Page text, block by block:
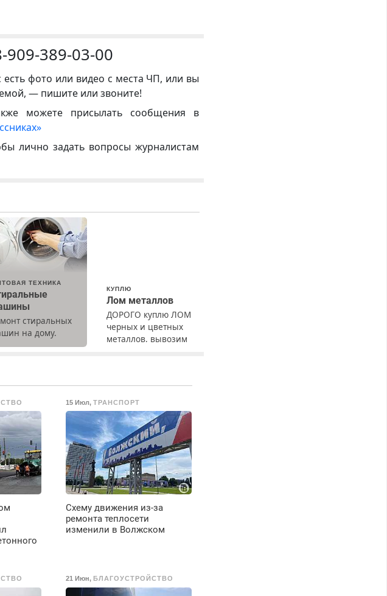
909-389-03-00
фото или видео с места ЧП, или вы
— пишите или звоните!
можете присылать сообщения в
лично задать вопросы журналистам
ТЕХНИКА
стиральных
на дому.
и диагностика
КУПЛЮ
Лом металлов
ДОРОГО куплю ЛОМ
черных и цветных
металлов, вывозим
15 Июл, ТРАНСПОРТ
Схему движения из-за
ремонта теплосети
изменили в Волжском
21 Июн, БЛАГОУСТРОЙСТВО